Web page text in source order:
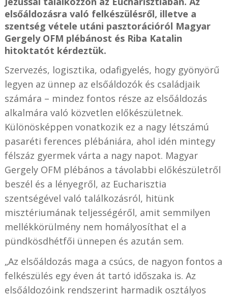
elsőáldozásra való felkészülésről, illetve a
szentség vétele utáni pasztorációról Magyar
Gergely OFM plébánost és Riba Katalin
hitoktatót kérdeztük.
Szervezés, logisztika, odafigyelés, hogy gyönyörű
legyen az ünnep az elsőáldozók és családjaik
számára – mindez fontos része az elsőáldozás
alkalmára való közvetlen előkészületnek.
Különösképpen vonatkozik ez a nagy létszámú
pasaréti ferences plébániára, ahol idén mintegy
félszáz gyermek várta a nagy napot. Magyar
Gergely OFM plébános a távolabbi előkészületről
beszél és a lényegről, az Eucharisztia
szentségével való találkozásról, hitünk
misztériumának teljességéről, amit semmilyen
mellékkörülmény nem homályosíthat el a
pündkösdhétfői ünnepen és azután sem.
„Az elsőáldozás maga a csúcs, de nagyon fontos a
felkészülés egy éven át tartó időszaka is. Az
elsőáldozóink rendszerint harmadik osztályos